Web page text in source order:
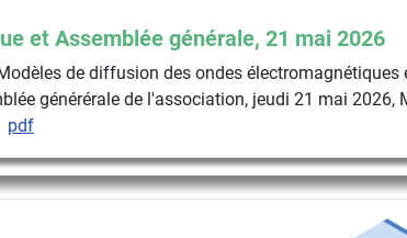
et Assemblée générale, 21 mai 2026
de diffusion des ondes
générérale de l'association, jeudi 21 mai 2026,
pdf